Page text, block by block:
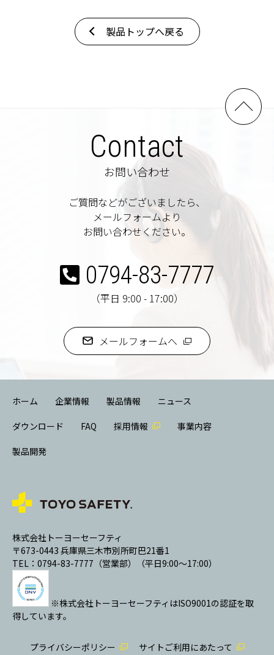
製品トップへ戻る
Contact
お問い合わせ
ご質問などがございましたら、
メールフォームより
お問い合わせください。
0794-83-7777
（平日 9:00 - 17:00）
メールフォームへ
ホーム 企業情報 製品情報 ニュース
ダウンロード FAQ 採用情報 事業内容
製品開発
株式会社トーヨーセーフティ
〒673-0443 兵庫県三木市別所町巴21番1
TEL：0794-83-7777（営業部）（平日9:00～17:00）
※株式会社トーヨーセーフティはISO9001の認証を取
得しています。
プライバシーポリシー サイトご利用にあたって